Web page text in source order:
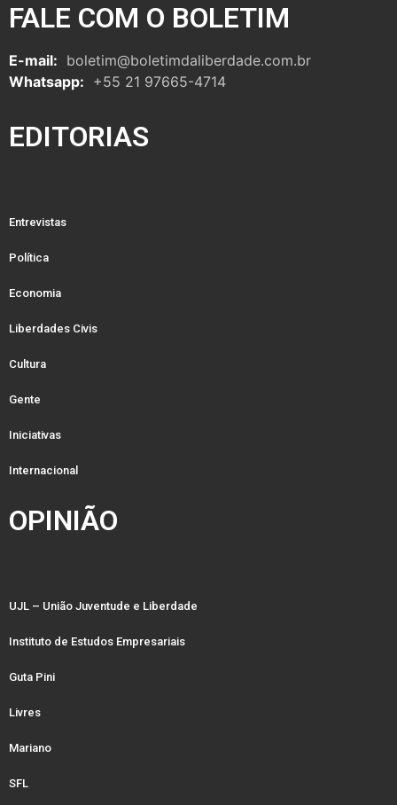
FALE COM O BOLETIM
E-mail: boletim@boletimdaliberdade.com.br
Whatsapp: +55 21 97665-4714
EDITORIAS
Entrevistas
Política
Economia
Liberdades Civis
Cultura
Gente
Iniciativas
Internacional
OPINIÃO
UJL – União Juventude e Liberdade
Instituto de Estudos Empresariais
Guta Pini
Livres
Mariano
SFL